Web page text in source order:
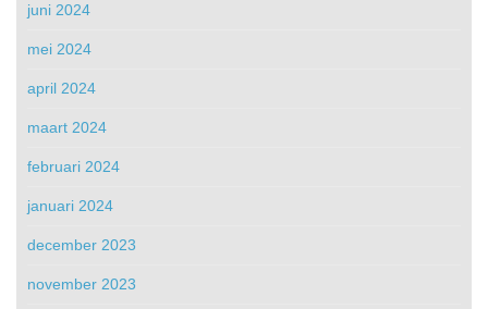
juni 2024
mei 2024
april 2024
maart 2024
februari 2024
januari 2024
december 2023
november 2023